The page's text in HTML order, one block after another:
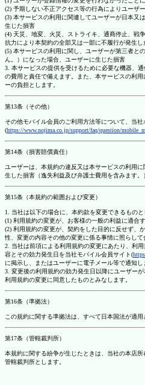
(2) 予期しない不正アクセス等の行為によりユーザ
(3) 本サービスの利用に関連してユーザーが日本又
生じた損害
(4) 天災、地変、火災、ストライキ、通商停止、戦
抗力により本契約の全部又は一部に不履行が発生
(5) 本サービスの利用に関し、ユーザーが第三者と
ん。）になった場合、ユーザーに生じた損害
3. 本サービスの提供を受けるために必要な機器、
の費用と責任で備えます。また、本サービスの利
ーの負担とします。
第13条（その他）
その他モバイル会員のご利用方法等について、当社
(https://www.nojima.co.jp/support/faq/question/
第14条（損害賠償責任）
ユーザーは、本規約の違反又は本サービスの利用
生した損害（逸失利益及び弁護士費用を含みます。
第15条（本規約の範囲および変更）
1. 当社は以下の場合に、本約款を変更できるものと
(1) 利用規約の変更が、お客様の一般の利益に適合す
(2) 利用規約の変更が、契約をした目的に反せず、
性、変更の内容その他の変更に係る事情に照らして
2. 当社は前項による利用規約の変更にあたり、利
容とその効力発生日を当社モバイル会員サイト(
に掲示し、またはユーザーに電子メール等で通知し
3. 変更後の利用規約の効力発生日以降にユーザー
利用規約の変更に同意したものとみなします。
第16条（準拠法）
この規約に関する準拠法は、すべて日本国法が適用
第17条（管轄裁判所）
本規約に関する紛争が生じたときは、当社の本店
管轄裁判所とします。